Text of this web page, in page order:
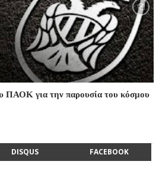
για την παρουσία του κόσμου
DISQUS FACEBOOK